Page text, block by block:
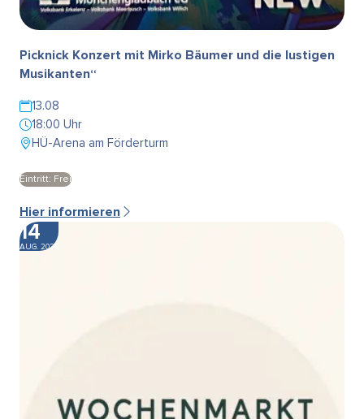
Picknick Konzert mit Mirko Bäumer und die lustigen
Musikanten“
13.08
18:00 Uhr
HÜ-Arena am Förderturm
Eintritt: Frei
Hier informieren
14
AUG. 2026